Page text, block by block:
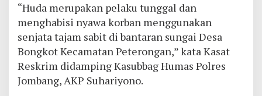
“Huda merupakan pelaku tunggal dan
menghabisi nyawa korban menggunakan
senjata tajam sabit di bantaran sungai Desa
Bongkot Kecamatan Peterongan,” kata Kasat
Reskrim didamping Kasubbag Humas Polres
Jombang, AKP Suhariyono.